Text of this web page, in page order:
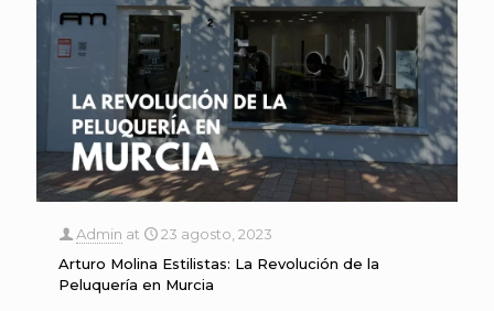
Admin at
23 agosto, 2023
Arturo Molina Estilistas: La Revolución de la
Peluquería en Murcia